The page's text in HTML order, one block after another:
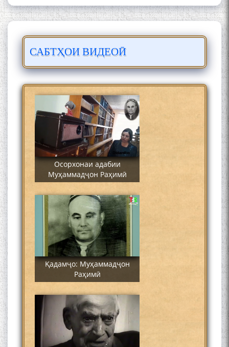
САБТҲОИ ВИДЕОӢ
Сайре дар Осорхона
Муҳаммадҷон Раҳимӣ
Осорхонаи адабии
Муҳаммадҷон Раҳимӣ
Қадамҷо: Муҳаммадҷон
Раҳимӣ